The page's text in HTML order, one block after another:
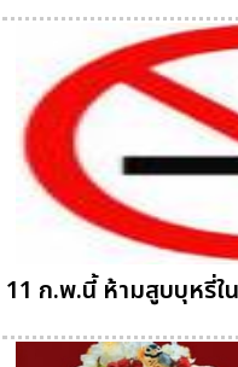
11 ก.พ.นี้ ห้ามสูบบุหรี่ใ